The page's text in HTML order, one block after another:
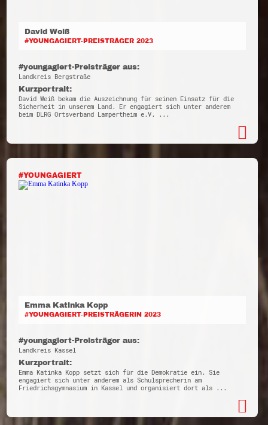
David Weiß
#YOUNGAGIERT-PREISTRÄGER 2023
#youngagiert-Preisträger aus:
Landkreis Bergstraße
Kurzportrait:
David Weiß bekam die Auszeichnung für seinen Einsatz für die
Sicherheit in unserem Land. Er engagiert sich unter anderem
beim DLRG Ortsverband Lampertheim e.V. ...
#YOUNGAGIERT
Emma Katinka Kopp
#YOUNGAGIERT-PREISTRÄGERIN 2023
#youngagiert-Preisträger aus:
Landkreis Kassel
Kurzportrait:
Emma Katinka Kopp setzt sich für die Demokratie ein. Sie
engagiert sich unter anderem als Schulsprecherin am
Friedrichsgymnasium in Kassel und organisiert dort als ...